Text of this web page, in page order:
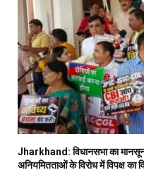
Jharkhand: विधानसभा का
अनियमितताओं के विरोध में विपक्ष का